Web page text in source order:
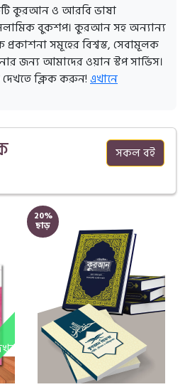
কুরআন ও আরবি ভাষা
বুকশপ। কুরআন সহ অন্যান্য
সমূহের বিশ্বস্ত, সেবামূলক
জন্য আমাদের ওয়ান স্টপ সার্ভিস।
ক্লিক করুন!এখানে
সকল বই
20%
ছাড়